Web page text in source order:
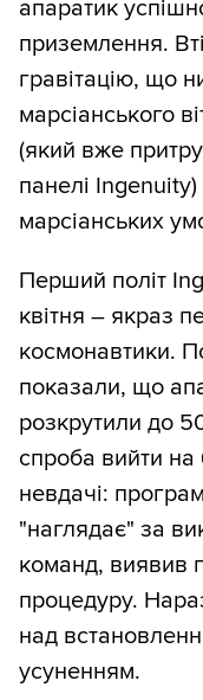
апаратик
приземлення.
гравітацію, що
марсіанського
(який вже
панелі
марсіанських
Перший політ
квітня – якраз
космонавтики.
показали, що
розкрутили до
спроба вийти на
невдачі:
"наглядає" за
команд, виявив
процедуру.
над
усуненням.